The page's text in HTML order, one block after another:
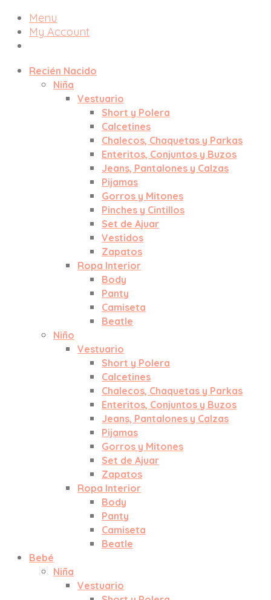
Menu
My Account
Recién Nacido
Niña
Vestuario
Short y Polera
Calcetines
Chalecos, Chaquetas y Parkas
Enteritos, Conjuntos y Buzos
Jeans, Pantalones y Calzas
Pijamas
Gorros y Mitones
Pinches y Cintillos
Set de Ajuar
Vestidos
Zapatos
Ropa Interior
Body
Panty
Camiseta
Beatle
Niño
Vestuario
Short y Polera
Calcetines
Chalecos, Chaquetas y Parkas
Enteritos, Conjuntos y Buzos
Jeans, Pantalones y Calzas
Pijamas
Gorros y Mitones
Set de Ajuar
Zapatos
Ropa Interior
Body
Panty
Camiseta
Beatle
Bebé
Niña
Vestuario